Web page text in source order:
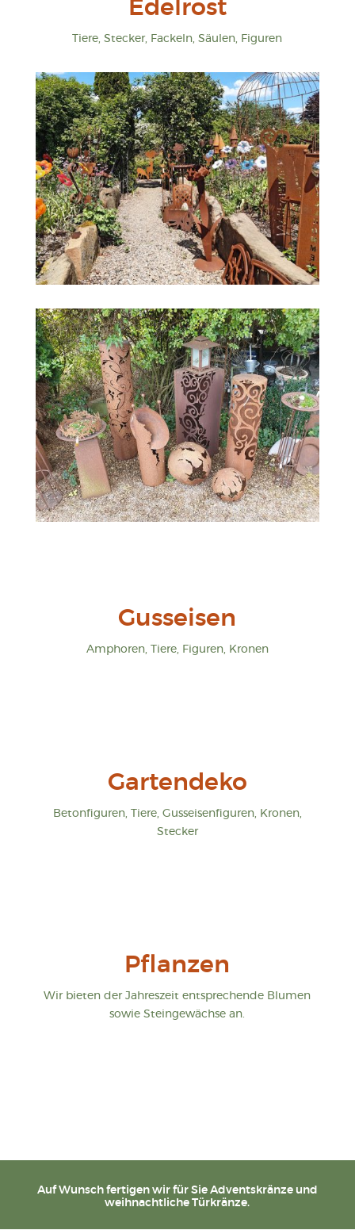
Edelrost
Tiere, Stecker, Fackeln, Säulen, Figuren
Gusseisen
Amphoren, Tiere, Figuren, Kronen
Gartendeko
Betonfiguren, Tiere, Gusseisenfiguren, Kronen,
Stecker
Pflanzen
Wir bieten der Jahreszeit entsprechende Blumen
sowie Steingewächse an.
Auf Wunsch fertigen wir für Sie Adventskränze und
weihnachtliche Türkränze.